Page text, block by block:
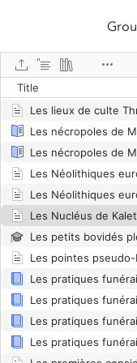
Title
Les nécropoles de
Les nécropoles de